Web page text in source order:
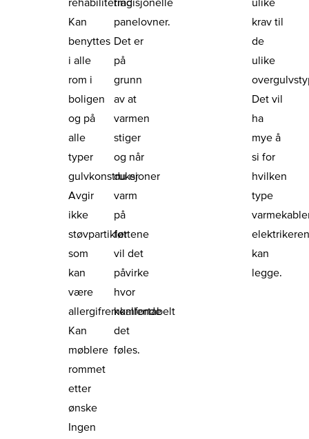
Kan
benyttes
i alle
rom i
boligen
og på
alle
typer
gulvkonstruksjoner
Avgir
ikke
støvpartikler
som
kan
være
allergifremkallende
Kan
møblere
rommet
etter
ønske
Ingen
panelovner.
Det er
på
grunn
av at
varmen
stiger
og når
du er
varm
på
føttene
vil det
påvirke
hvor
komfortabelt
det
føles.
krav til
de
ulike
Det vil
ha
mye å
si for
hvilken
type
kan
legge.